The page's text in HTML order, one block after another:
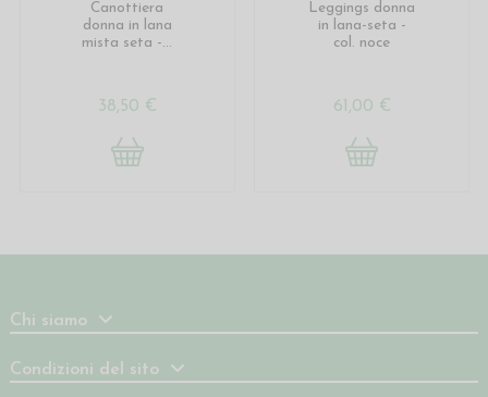
Canottiera
donna in lana
mista seta -...
38,50 €
Leggings donna
in lana-seta -
col. noce
61,00 €
Chi siamo
Condizioni del sito